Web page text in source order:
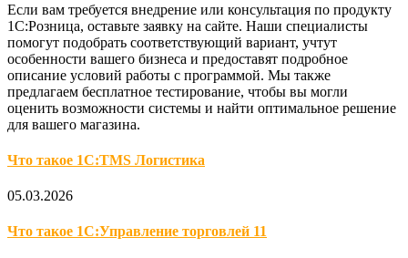
Если вам требуется внедрение или консультация по продукту
1С:Розница, оставьте заявку на сайте. Наши специалисты
помогут подобрать соответствующий вариант, учтут
особенности вашего бизнеса и предоставят подробное
описание условий работы с программой. Мы также
предлагаем бесплатное тестирование, чтобы вы могли
оценить возможности системы и найти оптимальное решение
для вашего магазина.
Что такое 1С:TMS Логистика
05.03.2026
Что такое 1С:Управление торговлей 11